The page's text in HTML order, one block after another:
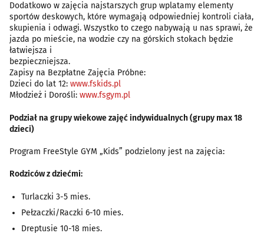
Dodatkowo w zajęcia najstarszych grup wplatamy elementy
sportów deskowych, które wymagają odpowiedniej kontroli ciała,
skupienia i odwagi. Wszystko to czego nabywają u nas sprawi, że
jazda po mieście, na wodzie czy na górskich stokach będzie
łatwiejsza i
bezpieczniejsza.
Zapisy na Bezpłatne Zajęcia Próbne:
Dzieci do lat 12: www.fskids.pl
Młodzież i Dorośli: www.fsgym.pl
Podział na grupy wiekowe zajęć indywidualnych (grupy max 18
dzieci)
Program FreeStyle GYM „Kids” podzielony jest na zajęcia:
Rodziców z dziećmi:
Turlaczki 3-5 mies.
Pełzaczki/Raczki 6-10 mies.
Dreptusie 10-18 mies.